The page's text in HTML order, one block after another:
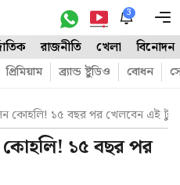
3
রাজনীতি খেলা বিনোদন
প্রিমিয়াম ব্র্যান্ড ষ্টুডিও বোধন
কোহলি! ১৫ বছর পর খেলবেন এই
কোহলি! ১৫ বছর পর